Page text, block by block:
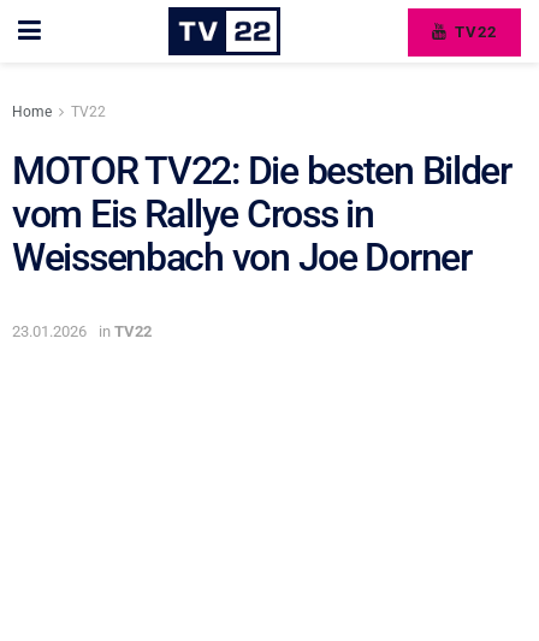
TV22
Home TV22
MOTOR TV22: Die besten Bilder
vom Eis Rallye Cross in
Weissenbach von Joe Dorner
23.01.2026 in TV22